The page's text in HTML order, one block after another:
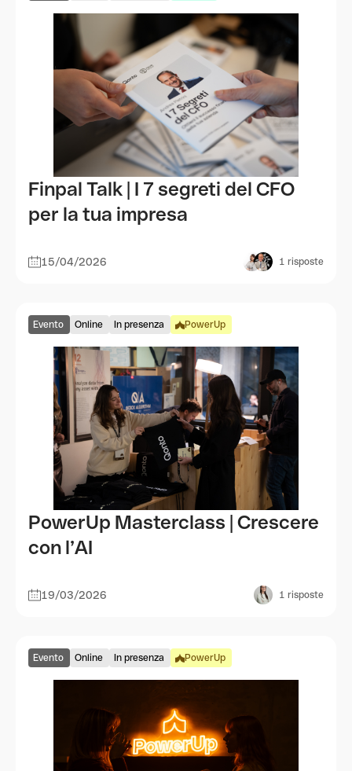
Finpal Talk | I 7 segreti del CFO
per la tua impresa
15/04/2026 1 risposte
Evento Online In presenza PowerUp
PowerUp Masterclass | Crescere
con l’AI
19/03/2026 1 risposte
Evento Online In presenza PowerUp